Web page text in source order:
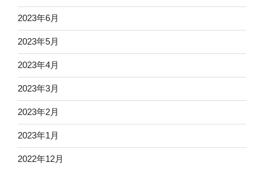
2023年6月
2023年5月
2023年4月
2023年3月
2023年2月
2023年1月
2022年12月